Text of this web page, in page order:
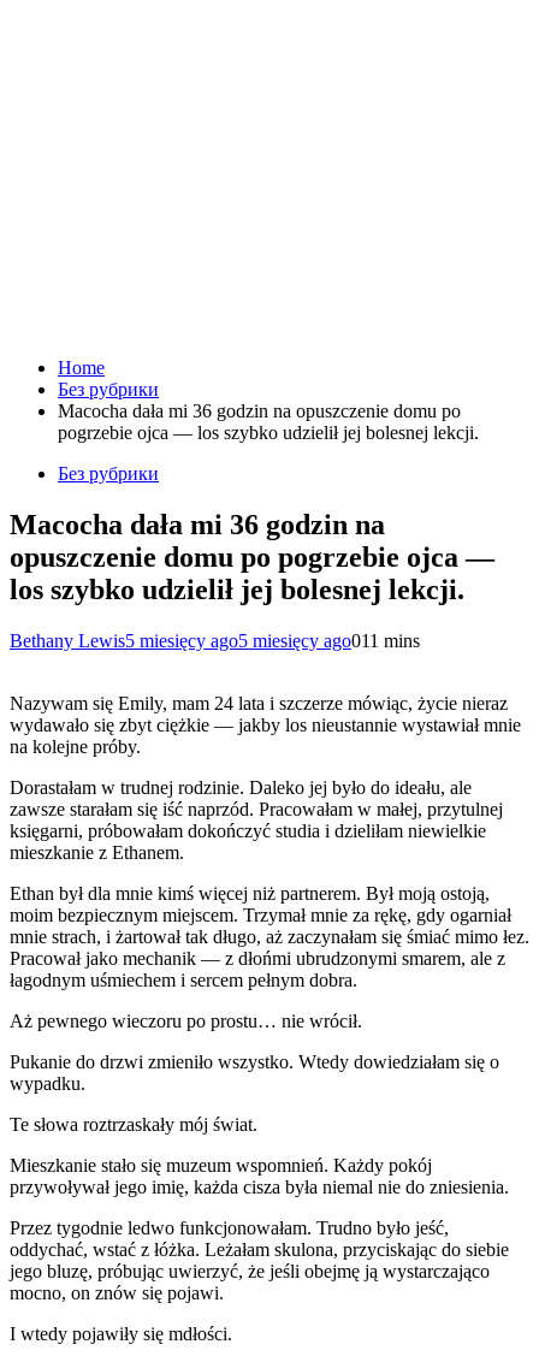
Home
Без рубрики
Macocha dała mi 36 godzin na opuszczenie domu po
pogrzebie ojca — los szybko udzielił jej bolesnej lekcji.
Без рубрики
Macocha dała mi 36 godzin na
opuszczenie domu po pogrzebie ojca —
los szybko udzielił jej bolesnej lekcji.
Bethany Lewis5 miesięcy ago5 miesięcy ago011 mins
Nazywam się Emily, mam 24 lata i szczerze mówiąc, życie nieraz
wydawało się zbyt ciężkie — jakby los nieustannie wystawiał mnie
na kolejne próby.
Dorastałam w trudnej rodzinie. Daleko jej było do ideału, ale
zawsze starałam się iść naprzód. Pracowałam w małej, przytulnej
księgarni, próbowałam dokończyć studia i dzieliłam niewielkie
mieszkanie z Ethanem.
Ethan był dla mnie kimś więcej niż partnerem. Był moją ostoją,
moim bezpiecznym miejscem. Trzymał mnie za rękę, gdy ogarniał
mnie strach, i żartował tak długo, aż zaczynałam się śmiać mimo łez.
Pracował jako mechanik — z dłońmi ubrudzonymi smarem, ale z
łagodnym uśmiechem i sercem pełnym dobra.
Aż pewnego wieczoru po prostu… nie wrócił.
Pukanie do drzwi zmieniło wszystko. Wtedy dowiedziałam się o
wypadku.
Te słowa roztrzaskały mój świat.
Mieszkanie stało się muzeum wspomnień. Każdy pokój
przywoływał jego imię, każda cisza była niemal nie do zniesienia.
Przez tygodnie ledwo funkcjonowałam. Trudno było jeść,
oddychać, wstać z łóżka. Leżałam skulona, przyciskając do siebie
jego bluzę, próbując uwierzyć, że jeśli obejmę ją wystarczająco
mocno, on znów się pojawi.
I wtedy pojawiły się mdłości.